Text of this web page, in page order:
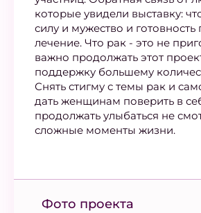
которые увидели выставку:
силу и мужество и
лечение. Что рак - это не
важно продолжать этот
поддержку большему
Снять стигму с темы рак и
дать женщинам поверить в
продолжать улыбаться не
сложные моменты жизни.
Фото проекта